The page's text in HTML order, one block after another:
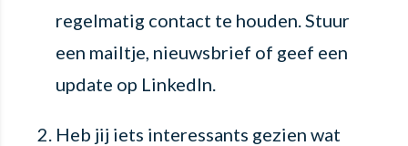
regelmatig contact te houden. Stuur
een mailtje, nieuwsbrief of geef een
update op LinkedIn.
Heb jij iets interessants gezien wat